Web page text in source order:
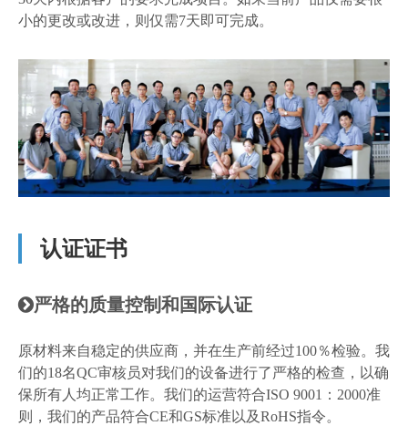
小的更改或改进，则仅需7天即可完成。
认证证书
严格的质量控制和国际认证
原材料来自稳定的供应商，并在生产前经过100％检验。我
们的18名QC审核员对我们的设备进行了严格的检查，以确
保所有人均正常工作。我们的运营符合ISO 9001：2000准
则，我们的产品符合CE和GS标准以及RoHS指令。